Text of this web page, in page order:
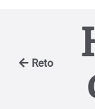
Retour